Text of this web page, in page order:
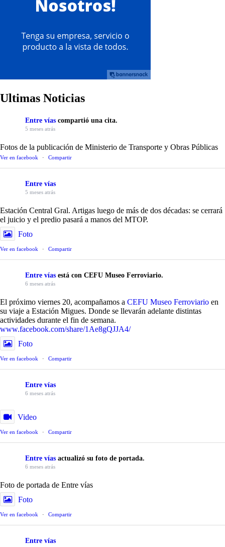
Ultimas Noticias
Entre vías compartió una cita.
5 meses atrás
Fotos de la publicación de Ministerio de Transporte y Obras Públicas
Ver en facebook · Compartir
Entre vías
5 meses atrás
Estación Central Gral. Artigas luego de más de dos décadas: se cerrará
el juicio y el predio pasará a manos del MTOP.
Foto
Ver en facebook · Compartir
Entre vías está con CEFU Museo Ferroviario.
6 meses atrás
El próximo viernes 20, acompañamos a CEFU Museo Ferroviario en
su viaje a Estación Migues. Donde se llevarán adelante distintas
actividades durante el fin de semana.
www.facebook.com/share/1Ae8gQJJA4/
Foto
Ver en facebook · Compartir
Entre vías
6 meses atrás
Video
Ver en facebook · Compartir
Entre vías actualizó su foto de portada.
6 meses atrás
Foto de portada de Entre vías
Foto
Ver en facebook · Compartir
Entre vías